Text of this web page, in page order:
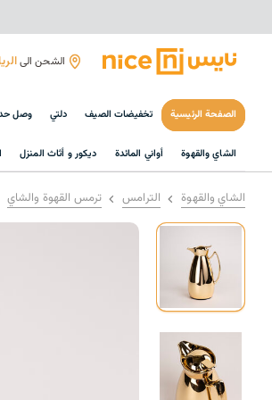
الشحن الى
الصفحة الرئيسية تخفيضات الصيف دلتي وصل
الشاي والقهوة أواني المائدة ديكور و أثاث المنزل
الشاي والقهوة الترامس ترمس القهوة والشاي